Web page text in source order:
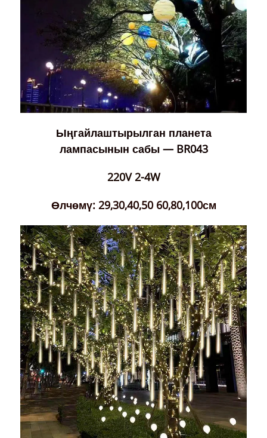
Ыңгайлаштырылган планета
лампасынын сабы — BR043
220V 2-4W
Өлчөмү: 29,30,40,50 60,80,100см